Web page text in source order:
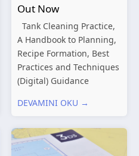
Out Now
Tank Cleaning Practice,
A Handbook to Planning,
Recipe Formation, Best
Practices and Techniques
(Digital) Guidance
Structures – Consolidated
Shipping and the
Environment – A Guide to
DEVAMINI OKU →